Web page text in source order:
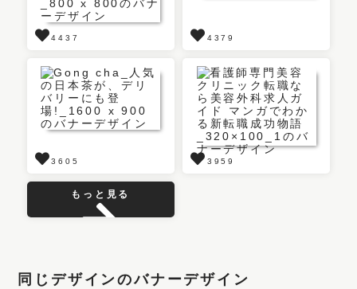
4437 4379
3605 3959
もっと見る
同じデザインのバナーデザイン